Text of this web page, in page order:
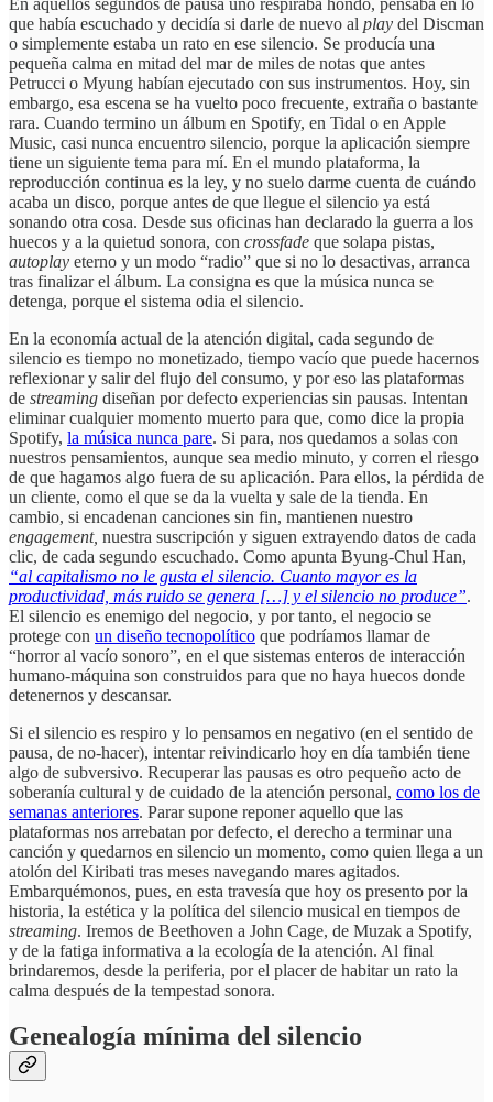
que había escuchado y decidía si darle de nuevo al play del Discman
o simplemente estaba un rato en ese silencio. Se producía una
pequeña calma en mitad del mar de miles de notas que antes
Petrucci o Myung habían ejecutado con sus instrumentos. Hoy, sin
embargo, esa escena se ha vuelto poco frecuente, extraña o bastante
rara. Cuando termino un álbum en Spotify, en Tidal o en Apple
Music, casi nunca encuentro silencio, porque la aplicación siempre
tiene un siguiente tema para mí. En el mundo plataforma, la
reproducción continua es la ley, y no suelo darme cuenta de cuándo
acaba un disco, porque antes de que llegue el silencio ya está
sonando otra cosa. Desde sus oficinas han declarado la guerra a los
huecos y a la quietud sonora, con crossfade que solapa pistas,
autoplay eterno y un modo “radio” que si no lo desactivas, arranca
tras finalizar el álbum. La consigna es que la música nunca se
detenga, porque el sistema odia el silencio.
En la economía actual de la atención digital, cada segundo de
silencio es tiempo no monetizado, tiempo vacío que puede hacernos
reflexionar y salir del flujo del consumo, y por eso las plataformas
de streaming diseñan por defecto experiencias sin pausas. Intentan
eliminar cualquier momento muerto para que, como dice la propia
Spotify, la música nunca pare. Si para, nos quedamos a solas con
nuestros pensamientos, aunque sea medio minuto, y corren el riesgo
de que hagamos algo fuera de su aplicación. Para ellos, la pérdida de
un cliente, como el que se da la vuelta y sale de la tienda. En
cambio, si encadenan canciones sin fin, mantienen nuestro
engagement, nuestra suscripción y siguen extrayendo datos de cada
clic, de cada segundo escuchado. Como apunta Byung-Chul Han,
“al capitalismo no le gusta el silencio. Cuanto mayor es la
productividad, más ruido se genera […] y el silencio no produce”.
El silencio es enemigo del negocio, y por tanto, el negocio se
protege con un diseño tecnopolítico que podríamos llamar de
“horror al vacío sonoro”, en el que sistemas enteros de interacción
humano-máquina son construidos para que no haya huecos donde
detenernos y descansar.
Si el silencio es respiro y lo pensamos en negativo (en el sentido de
pausa, de no-hacer), intentar reivindicarlo hoy en día también tiene
algo de subversivo. Recuperar las pausas es otro pequeño acto de
soberanía cultural y de cuidado de la atención personal, como los de
semanas anteriores. Parar supone reponer aquello que las
plataformas nos arrebatan por defecto, el derecho a terminar una
canción y quedarnos en silencio un momento, como quien llega a un
atolón del Kiribati tras meses navegando mares agitados.
Embarquémonos, pues, en esta travesía que hoy os presento por la
historia, la estética y la política del silencio musical en tiempos de
streaming. Iremos de Beethoven a John Cage, de Muzak a Spotify,
y de la fatiga informativa a la ecología de la atención. Al final
brindaremos, desde la periferia, por el placer de habitar un rato la
calma después de la tempestad sonora.
Genealogía mínima del silencio